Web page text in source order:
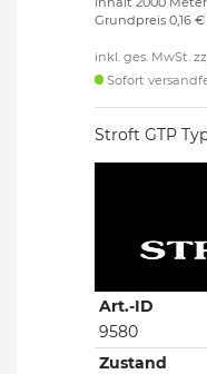
Grundpreis 0,16
inkl. ges. MwSt.
Sofort
Stroft GTP
Art.-ID
9580
Zustand